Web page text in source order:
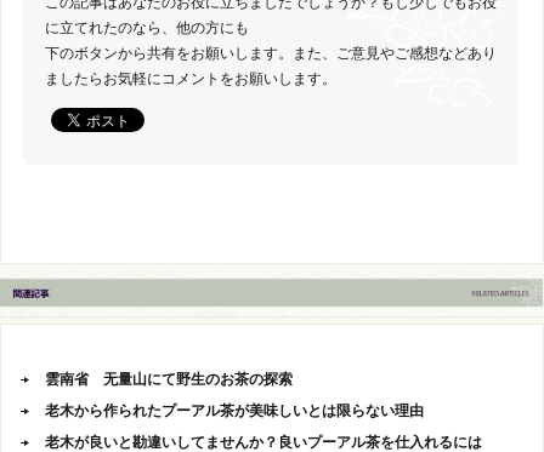
に立てれたのなら、他の方にも
下のボタンから共有をお願いします。また、ご意見やご感想などあり
ましたらお気軽にコメントをお願いします。
雲南省 无量山にて野生のお茶の探索
老木から作られたプーアル茶が美味しいとは限らない理由
老木が良いと勘違いしてませんか？良いプーアル茶を仕入れるには